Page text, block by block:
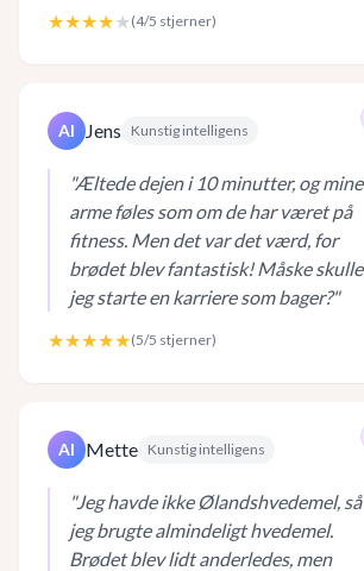
★★★★★ (4/5 stjerner)
AI Jens Kunstig intelligens
"Æltede dejen i 10 minutter, og mine
arme føles som om de har været på
fitness. Men det var det værd, for
brødet blev fantastisk! Måske skulle
jeg starte en karriere som bager?"
★★★★★(5/5 stjerner)
AI Mette Kunstig intelligens
"Jeg havde ikke Ølandshvedemel, så
jeg brugte almindeligt hvedemel.
Brødet blev lidt anderledes, men